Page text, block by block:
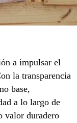
a impulsar el
la transparencia
base,
a lo largo de
valor duradero